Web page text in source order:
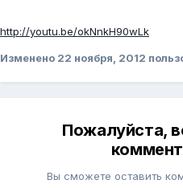
http://youtu.be/okNnkH90wLk
Изменено 22 ноября, 2012
Пожалуйста,
Вы сможете оставить